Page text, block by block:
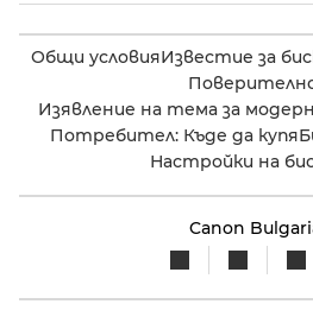
Общи условияИзвестие за
Изявление на тема за
Потребител: Къде да купя
Настройки на
Canon